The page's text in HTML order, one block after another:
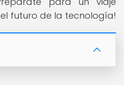
futuro de la tecnología!